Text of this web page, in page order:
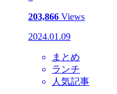
203,866 Views
2024.01.09
まとめ
ランチ
人気記事